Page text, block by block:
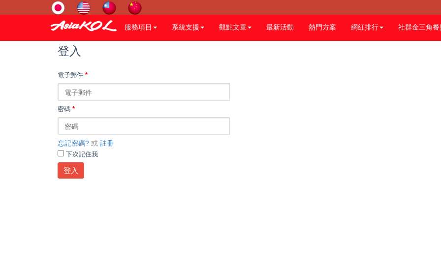
服務項目 系統支援 觀點文章 最新活動 熱門方案 網紅排行 社群金三角
登入
電子郵件 *
密碼 *
忘記密碼? 或 註冊
下次記住我
登入